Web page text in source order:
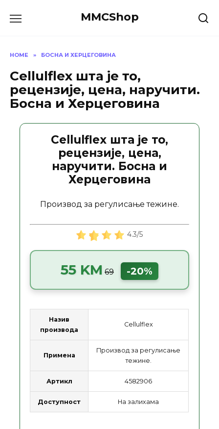
MMCShop
HOME » БОСНА И ХЕРЦЕГОВИНА
Cellulflex шта је то,
рецензије, цена, наручити.
Босна и Херцеговина
Cellulflex шта је то,
рецензије, цена,
наручити. Босна и
Херцеговина
Производ за регулисање тежине.
4.3/5
55 KM 69 -20%
Назив
производа
Cellulflex
Примена
Производ за регулисање
тежине.
Артикл 4582906
Доступност На залихама